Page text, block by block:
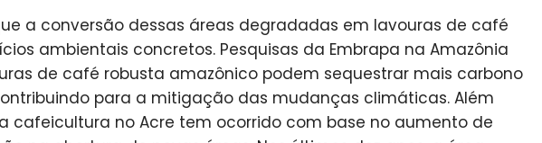
a conversão dessas áreas degradadas em lavouras de café
ambientais concretos. Pesquisas da Embrapa na Amazônia
de café robusta amazônico podem sequestrar mais carbono
para a mitigação das mudanças climáticas. Além
cafeicultura no Acre tem ocorrido com base no aumento de